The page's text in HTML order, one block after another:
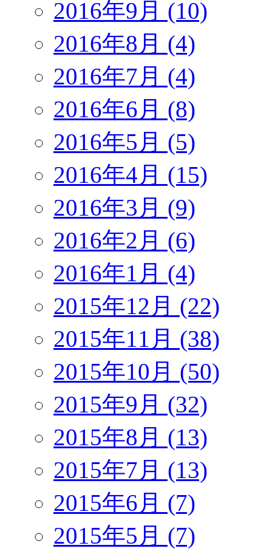
2016年9月 (10)
2016年8月 (4)
2016年7月 (4)
2016年6月 (8)
2016年5月 (5)
2016年4月 (15)
2016年3月 (9)
2016年2月 (6)
2016年1月 (4)
2015年12月 (22)
2015年11月 (38)
2015年10月 (50)
2015年9月 (32)
2015年8月 (13)
2015年7月 (13)
2015年6月 (7)
2015年5月 (7)